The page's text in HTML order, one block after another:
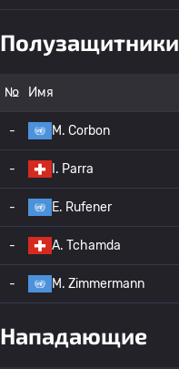
Полузащитники
№ Имя
- M. Corbon
- I. Parra
- E. Rufener
- A. Tchamda
- M. Zimmermann
Нападающие